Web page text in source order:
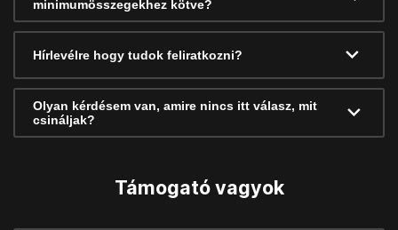
minimumösszegekhez kötve?
Hírlevélre hogy tudok feliratkozni?
Olyan kérdésem van, amire nincs itt válasz, mit
csináljak?
Támogató vagyok